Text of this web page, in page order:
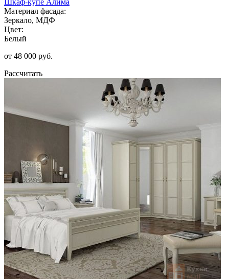
Материал фасада:
Зеркало, МДФ
Цвет:
Белый
от 48 000 руб.
Рассчитать